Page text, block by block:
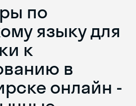
по
языку для
к
в
онлайн -